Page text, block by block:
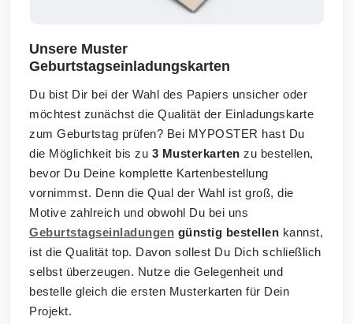
Unsere Muster
Geburtstagseinladungskarten
Du bist Dir bei der Wahl des Papiers unsicher oder
möchtest zunächst die Qualität der Einladungskarte
zum Geburtstag prüfen? Bei MYPOSTER hast Du
die Möglichkeit bis zu 3 Musterkarten zu bestellen,
bevor Du Deine komplette Kartenbestellung
vornimmst. Denn die Qual der Wahl ist groß, die
Motive zahlreich und obwohl Du bei uns
Geburtstagseinladungen günstig bestellen kannst,
ist die Qualität top. Davon sollest Du Dich schließlich
selbst überzeugen. Nutze die Gelegenheit und
bestelle gleich die ersten Musterkarten für Dein
Projekt.